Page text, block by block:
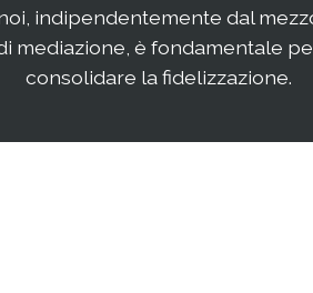
frontiera non facilmente
raggiungibile perchè considerata
semplice ed immediata. Avere
attenta analisi che una specifica